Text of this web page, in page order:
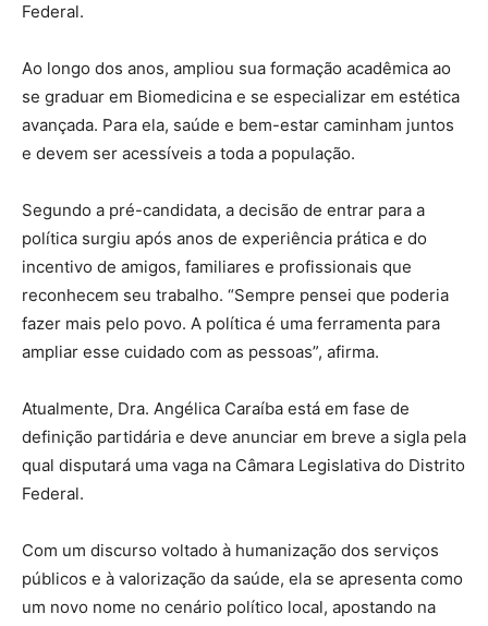
Federal.
Ao longo dos anos, ampliou sua formação acadêmica ao
se graduar em Biomedicina e se especializar em estética
avançada. Para ela, saúde e bem-estar caminham juntos
e devem ser acessíveis a toda a população.
Segundo a pré-candidata, a decisão de entrar para a
política surgiu após anos de experiência prática e do
incentivo de amigos, familiares e profissionais que
reconhecem seu trabalho. “Sempre pensei que poderia
fazer mais pelo povo. A política é uma ferramenta para
ampliar esse cuidado com as pessoas”, afirma.
Atualmente, Dra. Angélica Caraíba está em fase de
definição partidária e deve anunciar em breve a sigla pela
qual disputará uma vaga na Câmara Legislativa do Distrito
Federal.
Com um discurso voltado à humanização dos serviços
públicos e à valorização da saúde, ela se apresenta como
um novo nome no cenário político local, apostando na